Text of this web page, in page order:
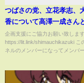
つばさの党、立花孝志、
香について高澤一成さん
企画支援にご協力お願い致しま
https://lit.link/shimauchikazuki こ
ネルのメンバーになってメンバー